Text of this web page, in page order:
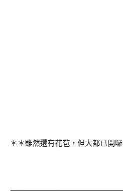
＊＊雖然還有花苞，但大都已開囉